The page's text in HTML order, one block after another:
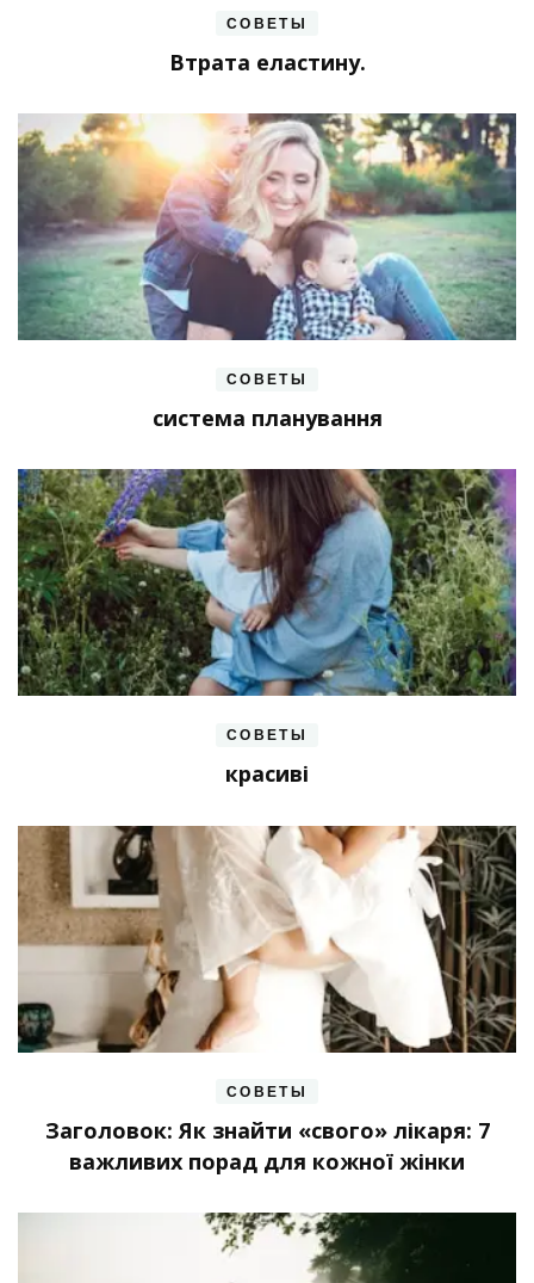
СОВЕТЫ
Втрата еластину.
СОВЕТЫ
система планування
СОВЕТЫ
красиві
СОВЕТЫ
Заголовок: Як знайти «свого» лікаря: 7
важливих порад для кожної жінки